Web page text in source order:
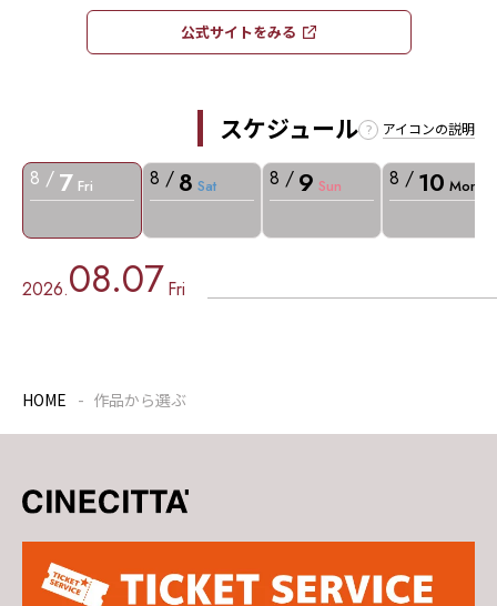
公式サイトをみる​​
スケジュール アイコンの説明
8 / 7 Fri 8 / 8 Sat 8 / 9 Sun 8 / 10 Mon
2026.08.07Fri
HOME 作品から選ぶ